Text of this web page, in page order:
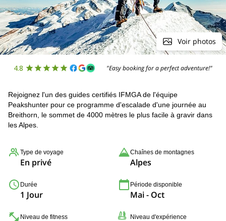
Voir photos
4.8 "Easy booking for a perfect adventure!"
Rejoignez l'un des guides certifiés IFMGA de l'équipe
Peakshunter pour ce programme d'escalade d'une journée au
Breithorn, le sommet de 4000 mètres le plus facile à gravir dans
les Alpes.
Type de voyage
En privé
Chaînes de montagnes
Alpes
Durée
1 Jour
Période disponible
Mai - Oct
Niveau de fitness Niveau d'expérience